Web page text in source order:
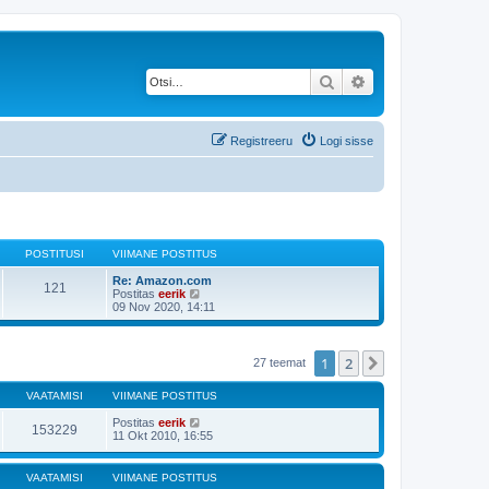
Otsi
Logi sisse
Registreeru
POSTITUSI VIIMANE POSTITUS
121
Re: Amazon.com
Postitas eerik
a
a
i
m
a
t
p
o
s
09 Nov 2020, 14:11
27 teemat 1 2
VAATAMISI VIIMANE POSTITUS
153229 Postitas eerik
11 Okt 2010, 16:55
VAATAMISI VIIMANE POSTITUS